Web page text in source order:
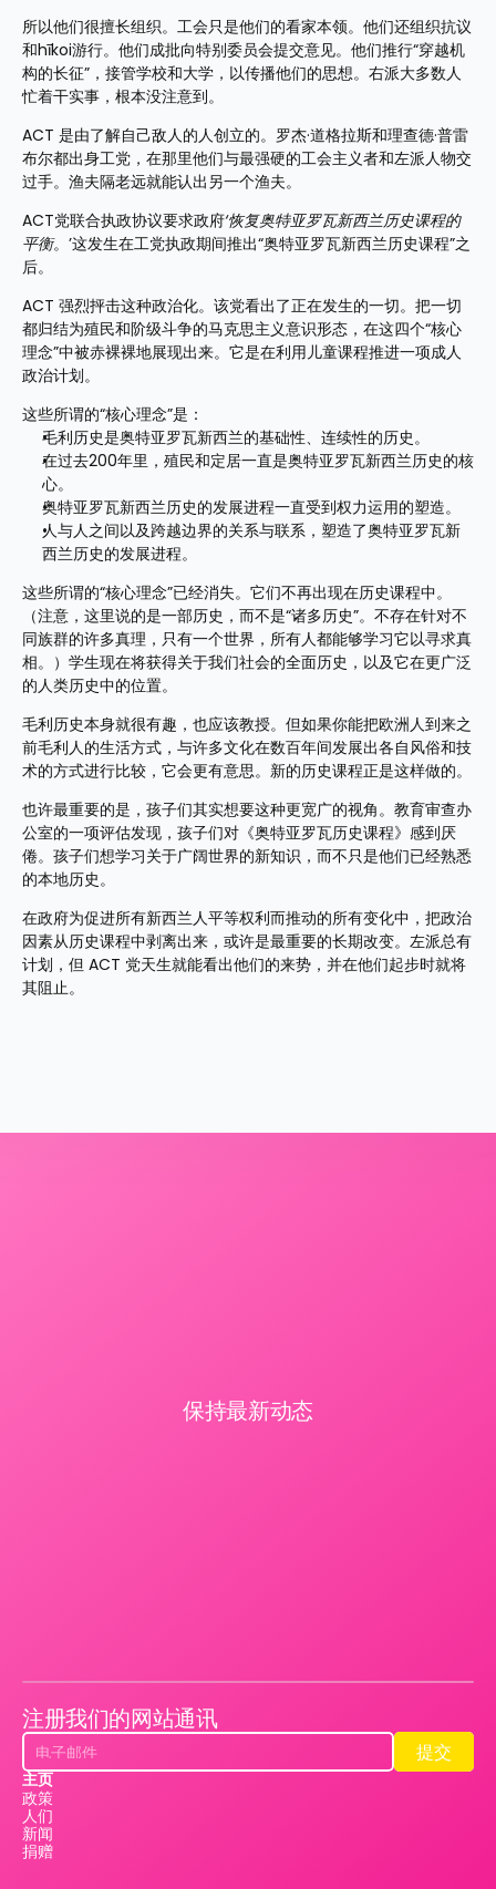
所以他们很擅长组织。工会只是他们的看家本领。他们还组织抗议
和hīkoi游行。他们成批向特别委员会提交意见。他们推行“穿越机
构的长征”，接管学校和大学，以传播他们的思想。右派大多数人
忙着干实事，根本没注意到。
ACT 是由了解自己敌人的人创立的。罗杰·道格拉斯和理查德·普雷
布尔都出身工党，在那里他们与最强硬的工会主义者和左派人物交
过手。渔夫隔老远就能认出另一个渔夫。
ACT党联合执政协议要求政府‘恢复奥特亚罗瓦新西兰历史课程的
平衡。’这发生在工党执政期间推出“奥特亚罗瓦新西兰历史课程”之
后。
ACT 强烈抨击这种政治化。该党看出了正在发生的一切。把一切
都归结为殖民和阶级斗争的马克思主义意识形态，在这四个“核心
理念”中被赤裸裸地展现出来。它是在利用儿童课程推进一项成人
政治计划。
这些所谓的“核心理念”是：
毛利历史是奥特亚罗瓦新西兰的基础性、连续性的历史。
在过去200年里，殖民和定居一直是奥特亚罗瓦新西兰历史的核
心。
奥特亚罗瓦新西兰历史的发展进程一直受到权力运用的塑造。
人与人之间以及跨越边界的关系与联系，塑造了奥特亚罗瓦新
西兰历史的发展进程。
这些所谓的“核心理念”已经消失。它们不再出现在历史课程中。
（注意，这里说的是一部历史，而不是“诸多历史”。不存在针对不
同族群的许多真理，只有一个世界，所有人都能够学习它以寻求真
相。）学生现在将获得关于我们社会的全面历史，以及它在更广泛
的人类历史中的位置。
毛利历史本身就很有趣，也应该教授。但如果你能把欧洲人到来之
前毛利人的生活方式，与许多文化在数百年间发展出各自风俗和技
术的方式进行比较，它会更有意思。新的历史课程正是这样做的。
也许最重要的是，孩子们其实想要这种更宽广的视角。教育审查办
公室的一项评估发现，孩子们对《奥特亚罗瓦历史课程》感到厌
倦。孩子们想学习关于广阔世界的新知识，而不只是他们已经熟悉
的本地历史。
在政府为促进所有新西兰人平等权利而推动的所有变化中，把政治
因素从历史课程中剥离出来，或许是最重要的长期改变。左派总有
计划，但 ACT 党天生就能看出他们的来势，并在他们起步时就将
其阻止。
保持最新动态
注册我们的网站通讯
提交
提交
主页
政策
人们
新闻
捐赠